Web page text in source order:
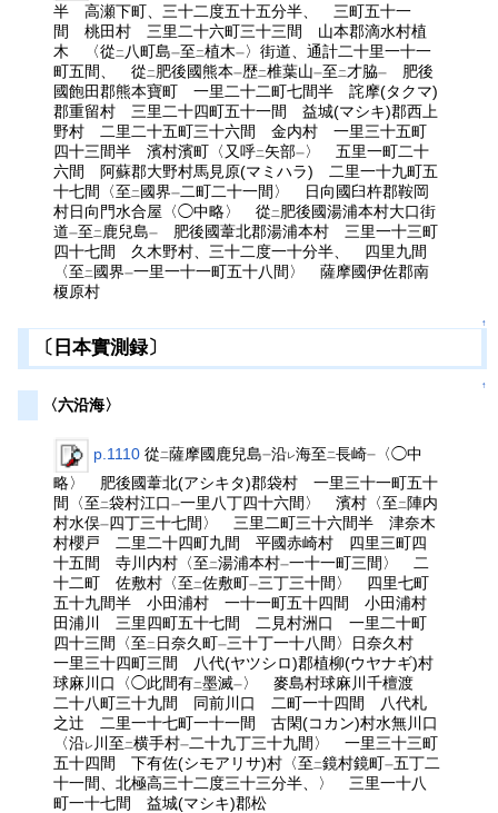
半 高瀬下町、三十二度五十五分半、 三町五十一
間 桃田村 三里二十六町三十三間 山本郡滴水村植
木 〈從 二 八町島一至 二植木一 〉街道、通計二十里一十一
町五間、 從 二 肥後國熊本一歴二椎葉山一至 二 才脇一
肥後
國飽田郡熊本寶町 一里二十二町七間半 詫摩(タクマ)
郡重留村 三里二十四町五十一間 益城(マシキ)郡西上
野村 二里二十五町三十六間 金内村 一里三十五町
四十三間半 濱村濱町〈又呼二 矢部一 〉 五里一町二十
六間 阿蘇郡大野村馬見原(マミハラ) 二里一十九町五
十七間〈至 二 國界一 二町二十一間〉 日向國臼杵郡鞍岡
村日向門水合屋〈◯中略〉 從 二 肥後國湯浦本村大口街
道一至 二 鹿兒島一
肥後國葦北郡湯浦本村 三里一十三町
四十七間 久木野村、三十二度一十分半、 四里九間
〈至 二 國界一一里一十一町五十八間〉 薩摩國伊佐郡南
榎原村
↑
〔日本實測録〕
↑
〈六沿海〉
p.1110 從二薩摩國鹿兒島一沿レ海至二長崎一
〈◯中
略〉 肥後國葦北(アシキタ)郡袋村 一里三十一町五十
間〈至 二袋村江口一一里八丁四十六間〉 濱村〈至 二陣内
村水俣一四丁三十七間〉 三里二町三十六間半 津奈木
村櫻戸 二里二十四町九間 平國赤崎村 四里三町四
十五間 寺川内村〈至 二湯浦本村一一十一町三間〉 二
十二町 佐敷村〈至 二佐敷町一三丁三十間〉 四里七町
五十九間半 小田浦村 一十一町五十四間 小田浦村
田浦川 三里四町五十七間 二見村洲口 一里二十町
四十三間〈至 二 日奈久町一三十丁一十八間〉日奈久村
一里三十四町三間 八代(ヤツシロ)郡植柳(ウヤナギ)村
球麻川口〈◯此間有二墨滅一 〉 麥島村球麻川千檀渡
二十八町三十九間 同前川口 二町一十四間 八代札
之辻 二里一十七町一十一間 古閑(コカン)村水無川口
〈沿レ 川至 二横手村一 二十九丁三十九間〉 一里三十三町
五十四間 下有佐(シモアリサ)村〈至 二鏡村鏡町一五丁二
十一間、北極高三十二度三十三分半、〉 三里一十八
町一十七間 益城(マシキ)郡松